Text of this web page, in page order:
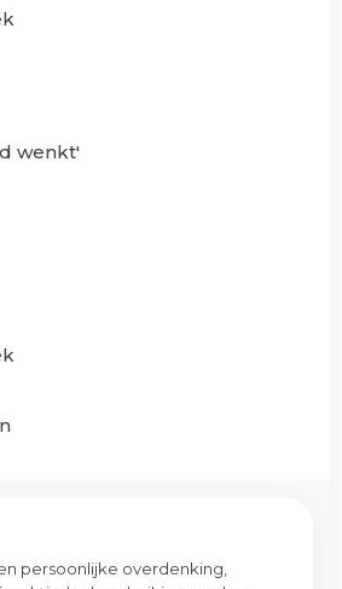
wenkt'
persoonlijke overdenking,